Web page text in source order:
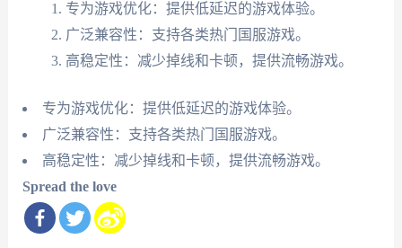
专为游戏优化：提供低延迟的游戏体验。
广泛兼容性：支持各类热门国服游戏。
高稳定性：减少掉线和卡顿，提供流畅游戏。
专为游戏优化：提供低延迟的游戏体验。
广泛兼容性：支持各类热门国服游戏。
高稳定性：减少掉线和卡顿，提供流畅游戏。
Spread the love